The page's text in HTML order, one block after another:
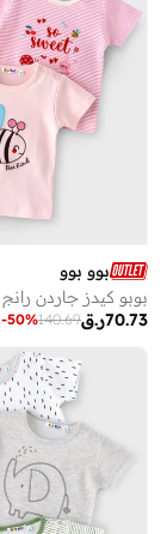
بوو بوو
ر.ق70.73
140.69
-50%